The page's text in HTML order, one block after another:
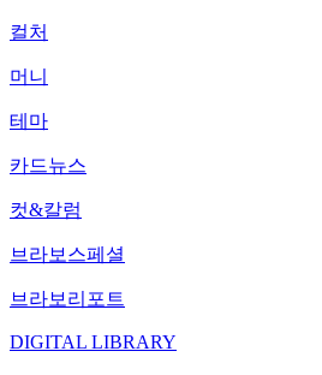
컬처
머니
테마
카드뉴스
컷&칼럼
브라보스페셜
브라보리포트
DIGITAL LIBRARY